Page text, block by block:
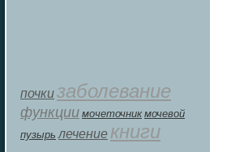
почкизаболевание
функции мοчеточник мочевой
пузырь лечение книги